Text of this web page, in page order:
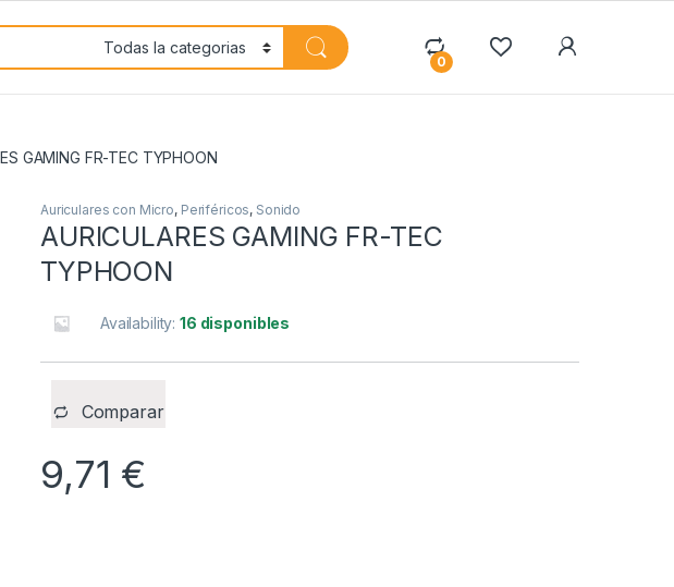
0
GAMING FR-TEC TYPHOON
Auriculares con Micro, Periféricos, Sonido
AURICULARES GAMING FR-TEC
TYPHOON
Availability:16 disponibles
Comparar
9,71 €